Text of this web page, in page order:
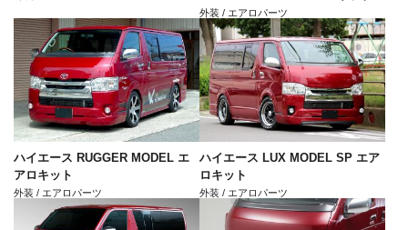
外装 / エアロパーツ
ハイエース RUGGER MODEL エ
アロキット
外装 / エアロパーツ
ハイエース LUX MODEL SP エア
ロキット
外装 / エアロパーツ